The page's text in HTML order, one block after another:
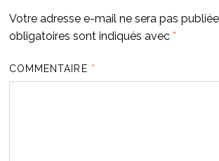
Votre adresse e-mail ne sera pas
obligatoires sont indiqués avec *
COMMENTAIRE *